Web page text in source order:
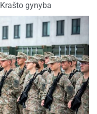
Krašto gynyba